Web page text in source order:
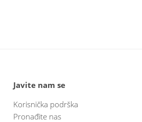
Javite nam se
Korisnička podrška
Pronađite nas